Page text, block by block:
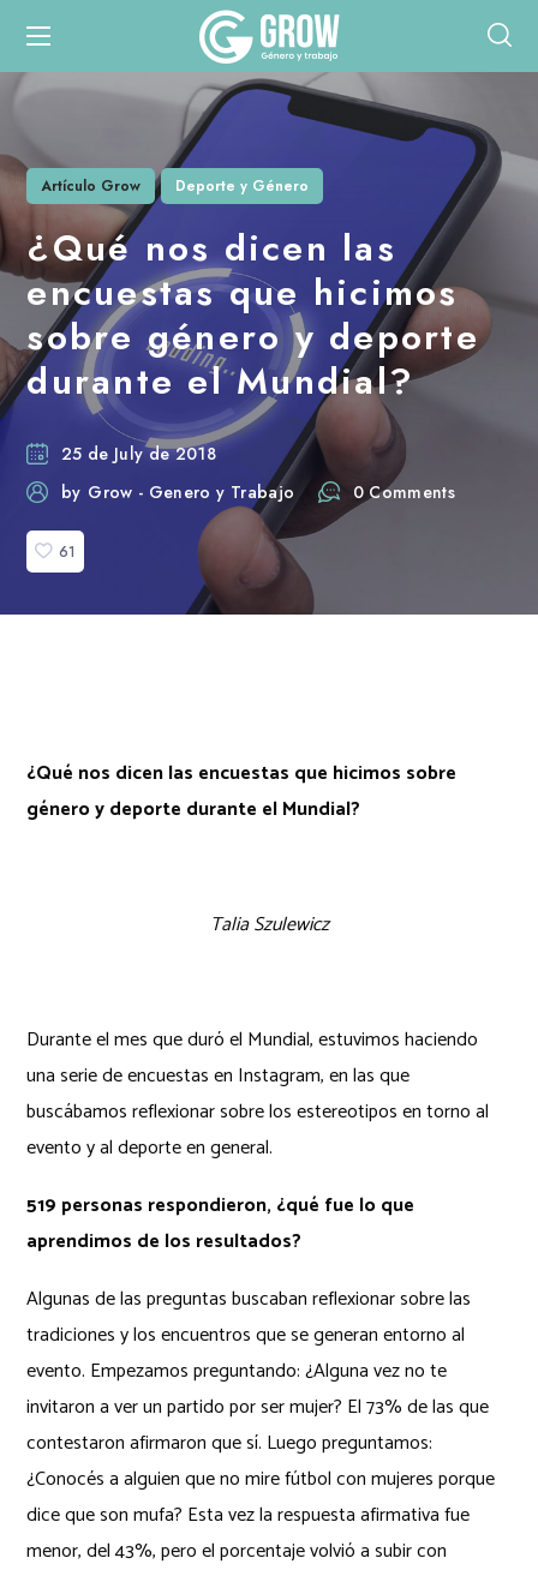
Artículo Grow Deporte y Género
¿Qué nos dicen las
encuestas que hicimos
sobre género y deporte
durante el Mundial?
25 de July de 2018
by Grow - Genero y Trabajo 0 Comments
61
¿Qué nos dicen las encuestas que hicimos sobre
género y deporte durante el Mundial?
Talia Szulewicz
Durante el mes que duró el Mundial, estuvimos haciendo
una serie de encuestas en Instagram, en las que
buscábamos reflexionar sobre los estereotipos en torno al
evento y al deporte en general.
519 personas respondieron, ¿qué fue lo que
aprendimos de los resultados?
Algunas de las preguntas buscaban reflexionar sobre las
tradiciones y los encuentros que se generan entorno al
evento. Empezamos preguntando: ¿Alguna vez no te
invitaron a ver un partido por ser mujer? El 73% de las que
contestaron afirmaron que sí. Luego preguntamos:
¿Conocés a alguien que no mire fútbol con mujeres porque
dice que son mufa? Esta vez la respuesta afirmativa fue
menor, del 43%, pero el porcentaje volvió a subir con